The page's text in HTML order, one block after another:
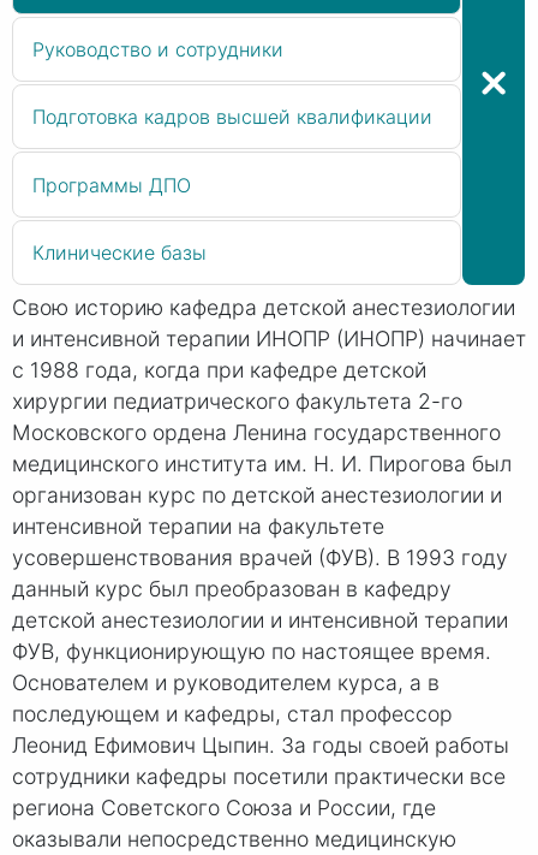
Руководство и сотрудники
Подготовка кадров высшей квалификации
Программы ДПО
Клинические базы
Свою историю кафедра детской анестезиологии
и интенсивной терапии ИНОПР (ИНОПР) начинает
с 1988 года, когда при кафедре детской
хирургии педиатрического факультета 2-го
Московского ордена Ленина государственного
медицинского института им. Н. И. Пирогова был
организован курс по детской анестезиологии и
интенсивной терапии на факультете
усовершенствования врачей (ФУВ). В 1993 году
данный курс был преобразован в кафедру
детской анестезиологии и интенсивной терапии
ФУВ, функционирующую по настоящее время.
Основателем и руководителем курса, а в
последующем и кафедры, стал профессор
Леонид Ефимович Цыпин. За годы своей работы
сотрудники кафедры посетили практически все
региона Советского Союза и России, где
оказывали непосредственно медицинскую